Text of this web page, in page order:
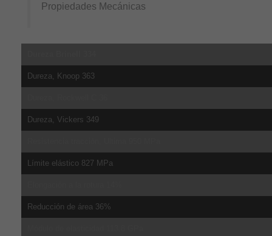
Propiedades Mecánicas
Dureza, Knoop 363
Dureza, Vickers 349
Límite elástico 827 MPa
Reducción de área 36%